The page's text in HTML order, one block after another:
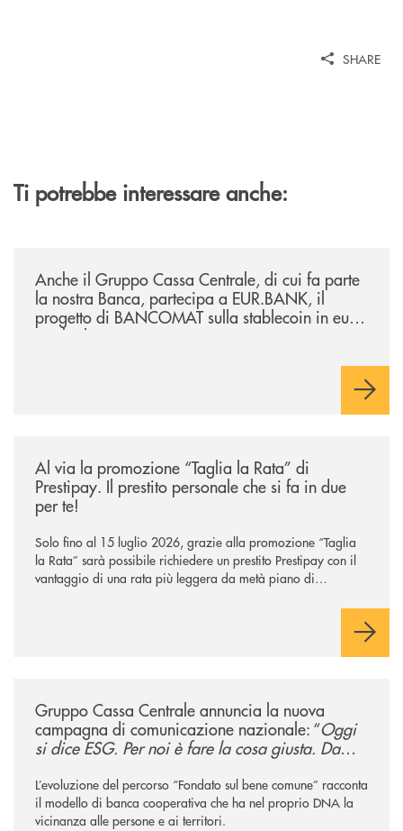
SHARE
Ti potrebbe interessare anche:
Anche il Gruppo Cassa Centrale, di cui fa parte
la nostra Banca, partecipa a EUR.BANK, il
progetto di BANCOMAT sulla stablecoin in euro
e sul relativo ecosistema
Al via la promozione “Taglia la Rata” di
Prestipay. Il prestito personale che si fa in due
per te!
Solo fino al 15 luglio 2026, grazie alla promozione “Taglia
la Rata” sarà possibile richiedere un prestito Prestipay con il
vantaggio di una rata più leggera da metà piano di
Gruppo Cassa Centrale annuncia la nuova
campagna di comunicazione nazionale: “Oggi
si dice ESG. Per noi è fare la cosa giusta. Da
L’evoluzione del percorso “Fondato sul bene comune” racconta
il modello di banca cooperativa che ha nel proprio DNA la
vicinanza alle persone e ai territori.